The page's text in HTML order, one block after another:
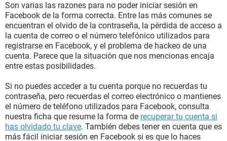
Son varias las razones para no poder iniciar sesión en
Facebook de la forma correcta. Entre las más comunes se
encuentran el olvido de la contraseña, la pérdida de acceso a
la cuenta de correo o el número telefónico utilizados para
registrarse en Facebook, y el problema de hackeo de una
cuenta. Parece que la situación que nos mencionas encaja
entre estas posibilidades.
Si no puedes acceder a tu cuenta porque no recuerdas tu
contraseña, pero recuerdas el correo electrónico o mantienes
el número de teléfono utilizados para Facebook, consulta
nuestra ficha que resume la forma de recuperar tu cuenta si
has olvidado tu clave. También debes tener en cuenta que es
más fácil iniciar sesión en Facebook si es que lo haces